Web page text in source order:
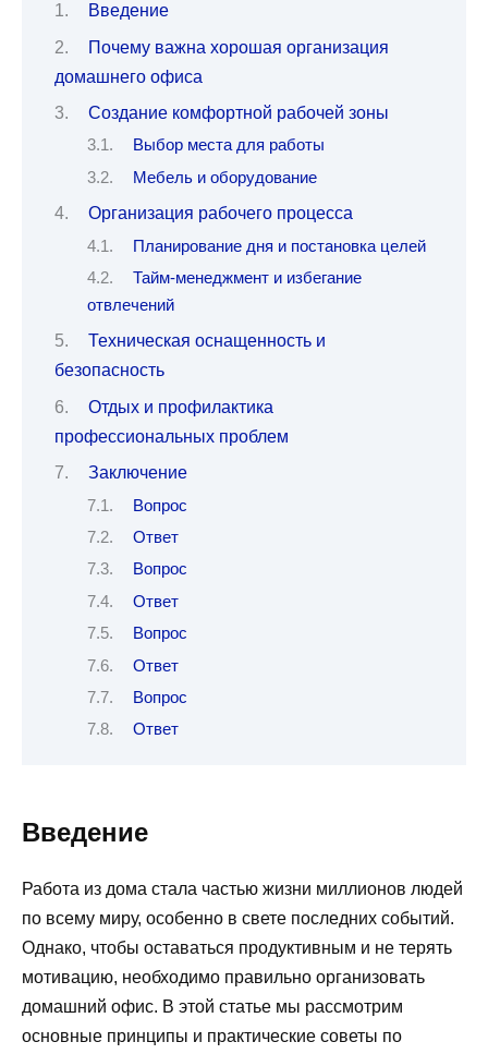
Введение
Почему важна хорошая организация
домашнего офиса
Создание комфортной рабочей зоны
Выбор места для работы
Мебель и оборудование
Организация рабочего процесса
Планирование дня и постановка целей
Тайм-менеджмент и избегание
отвлечений
Техническая оснащенность и
безопасность
Отдых и профилактика
профессиональных проблем
Заключение
Вопрос
Ответ
Вопрос
Ответ
Вопрос
Ответ
Вопрос
Ответ
Введение
Работа из дома стала частью жизни миллионов людей
по всему миру, особенно в свете последних событий.
Однако, чтобы оставаться продуктивным и не терять
мотивацию, необходимо правильно организовать
домашний офис. В этой статье мы рассмотрим
основные принципы и практические советы по